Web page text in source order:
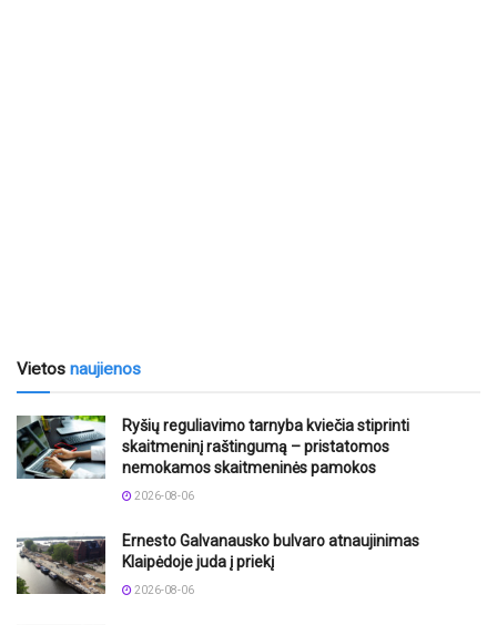
Vietos naujienos
Ryšių reguliavimo tarnyba kviečia stiprinti
skaitmeninį raštingumą – pristatomos
nemokamos skaitmeninės pamokos
2026-08-06
Ernesto Galvanausko bulvaro atnaujinimas
Klaipėdoje juda į priekį
2026-08-06